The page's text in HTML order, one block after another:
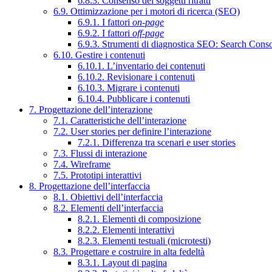
6.9. Ottimizzazione per i motori di ricerca (SEO)
6.9.1. I fattori on-page
6.9.2. I fattori off-page
6.9.3. Strumenti di diagnostica SEO: Search
6.10. Gestire i contenuti
6.10.1. L’inventario dei contenuti
6.10.2. Revisionare i contenuti
6.10.3. Migrare i contenuti
6.10.4. Pubblicare i contenuti
7. Progettazione dell’interazione
7.1. Caratteristiche dell’interazione
7.2. User stories per definire l’interazione
7.2.1. Differenza tra scenari e user stories
7.3. Flussi di interazione
7.4. Wireframe
7.5. Prototipi interattivi
8. Progettazione dell’interfaccia
8.1. Obiettivi dell’interfaccia
8.2. Elementi dell’interfaccia
8.2.1. Elementi di composizione
8.2.2. Elementi interattivi
8.2.3. Elementi testuali (microtesti)
8.3. Progettare e costruire in alta fedeltà
8.3.1. Layout di pagina